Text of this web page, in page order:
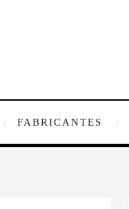
FABRICANTES